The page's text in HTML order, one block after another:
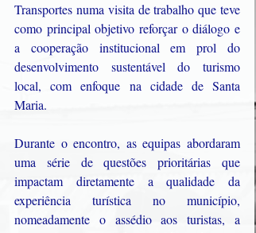
Transportes numa visita de trabalho que teve
como principal objetivo reforçar o diálogo e
a cooperação institucional em prol do
desenvolvimento sustentável do turismo
local, com enfoque na cidade de Santa
Maria.
Durante o encontro, as equipas abordaram
uma série de questões prioritárias que
impactam diretamente a qualidade da
experiência turística no município,
nomeadamente o assédio aos turistas, a